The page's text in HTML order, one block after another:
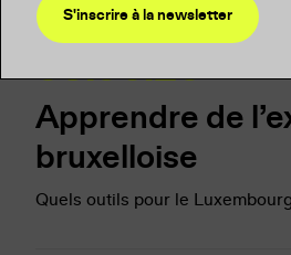
CONFÉRENCE
03.06.26
Apprendre de
bruxelloise
Quels outils pour le
S'inscrire à la newsletter